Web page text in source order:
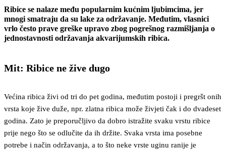
Ribice se nalaze među popularnim kućnim ljubimcima, jer
mnogi smatraju da su lake za održavanje. Međutim, vlasnici
vrlo često prave greške upravo zbog pogrešnog razmišljanja o
jednostavnosti održavanja akvarijumskih ribica.
Mit: Ribice ne žive dugo
Većina ribica živi od tri do pet godina, međutim postoji i pregršt onih
vrsta koje žive duže, npr. zlatna ribica može živjeti čak i do dvadeset
godina. Zato je preporučljivo da dobro istražite svaku vrstu ribice
prije nego što se odlučite da ih držite. Svaka vrsta ima posebne
potrebe i način održavanja, a to što neke vrste uginu ranije je